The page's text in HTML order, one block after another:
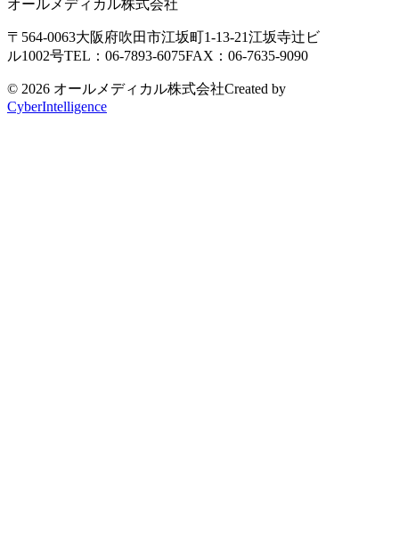
オールメディカル株式会社
〒564-0063大阪府吹田市江坂町1-13-21江坂寺辻ビ
ル1002号TEL：06-7893-6075FAX：06-7635-9090
© 2026 オールメディカル株式会社Created by
CyberIntelligence